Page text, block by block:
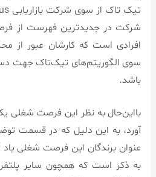
شرکت در جدیدترین فهرست از
افرادی است که کارشان عبور از
سوی الگوریتم‌های تیک‌تاک جهت
باشد.
بااین‌حال به نظر این فرصت شغلی
آورد، به این دلیل که در قسمت
عنوان برندگان این فرصت شغلی یاد
به ذکر است که همچون سایر